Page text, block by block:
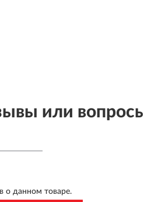
или
о данном товаре.